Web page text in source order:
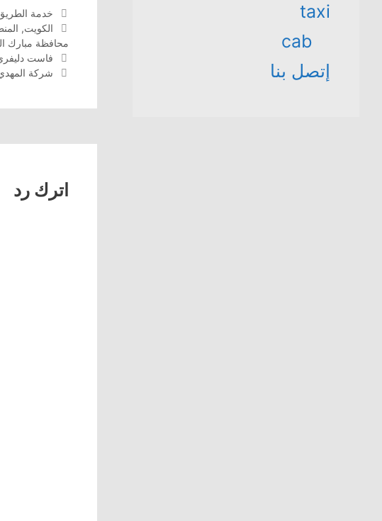
التصنيفات
خدمة
الوسوم
الكويت,
محافظة مبارك
فاست
شركة المهدي
اترك رد
taxi
cab
إتصل بنا